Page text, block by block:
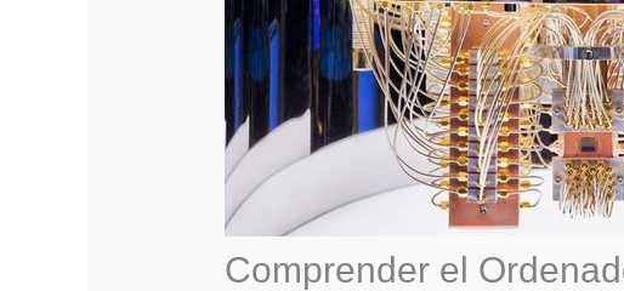
Comprender el